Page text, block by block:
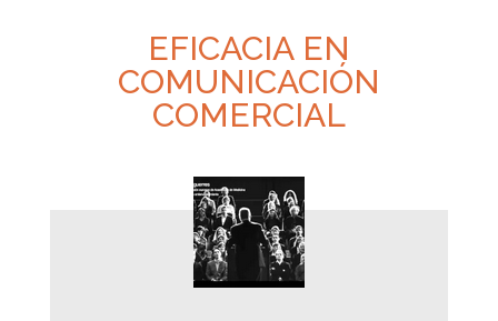
EFICACIA EN
COMUNICACIÓN
COMERCIAL